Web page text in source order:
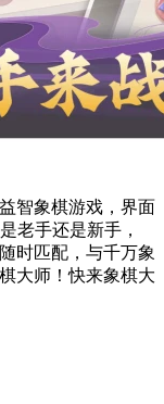
智象棋游戏，界面
老手还是新手，
时匹配，与千万象
大师！快来象棋大